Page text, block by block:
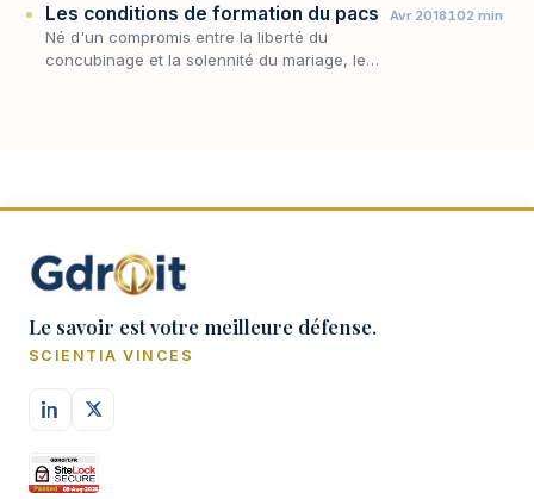
Les conditions de formation du pacs
Né d'un compromis entre la liberté du
concubinage et la solennité du mariage, le
Avr 2018102 min
Le savoir est votre meilleure défense.
SCIENTIA VINCES